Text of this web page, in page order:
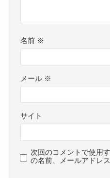
名前 ※
メール ※
サイト
次回のコメントで使用
の名前、メールアドレ